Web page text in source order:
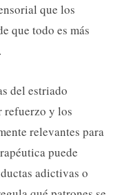
que los
que todo es más
del estriado
refuerzo y los
relevantes para
puede
adictivas o